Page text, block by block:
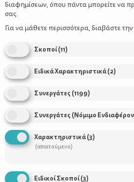
πρέπει να ξέρεις
Χρήσιμοι
διαφημίσεων, όπου πάντα μπορείτε να
σας.
Για να μάθετε περισσότερα, διαβάστε την
Σκοποί(11)
Ειδικά Χαρακτηριστικά(2)
Συνεργάτες (1199)
Συνεργάτες (Νόμιμο
Χαρακτηριστικά(3)
(απαιτούμενο)
Ειδικοί Σκοποί(3)